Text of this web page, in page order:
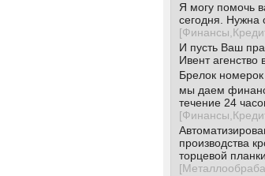
Я могу помочь
сегодня. Нужна
[
И пусть Ваш
Ивент агенство
Брелок
мы даем
течение 24
[
производства
торцевой планки
[